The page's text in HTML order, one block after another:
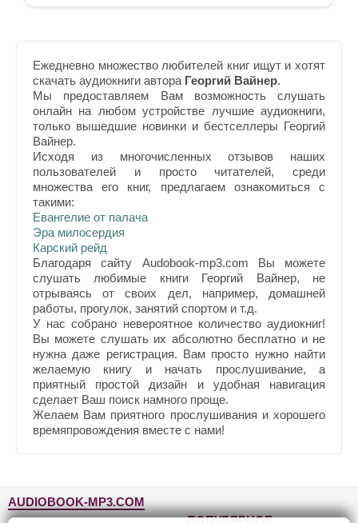
Ежедневно множество любителей книг ищут и хотят
скачать аудиокниги автора Георгий Вайнер.
Мы предоставляем Вам возможность слушать
онлайн на любом устройстве лучшие аудиокниги,
только вышедшие новинки и бестселлеры Георгий
Вайнер.
Исходя из многочисленных отзывов наших
пользователей и просто читателей, среди
множества его книг, предлагаем ознакомиться с
такими:
Евангелие от палача
Эра милосердия
Карский рейд
Благодаря сайту Audobook-mp3.com Вы можете
слушать любимые книги Георгий Вайнер, не
отрываясь от своих дел, например, домашней
работы, прогулок, занятий спортом и т.д.
У нас собрано невероятное количество аудиокниг!
Вы можете слушать их абсолютно бесплатно и не
нужна даже регистрация. Вам просто нужно найти
желаемую книгу и начать прослушивание, а
приятный простой дизайн и удобная навигация
сделает Ваш поиск намного проще.
Желаем Вам приятного прослушивания и хорошего
времяпровождения вместе с нами!
AUDIOBOOK-MP3.COM
ПОПУЛЯРНОЕ